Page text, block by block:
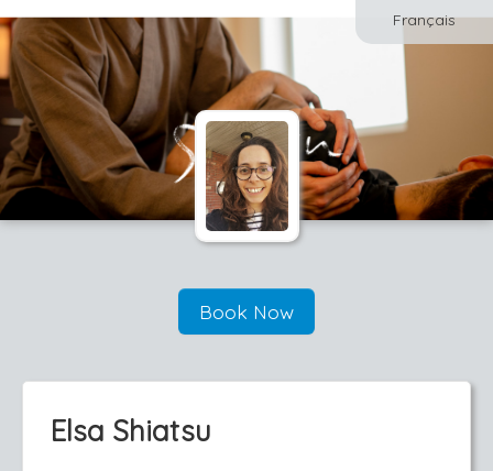
Français
Book Now
Elsa Shiatsu